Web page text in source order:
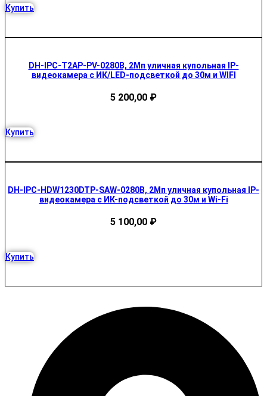
Купить
DH-IPC-T2AP-PV-0280B, 2Мп уличная купольная IP-
видеокамера с ИК/LED-подсветкой до 30м и WIFI
5 200,00 ₽
Купить
DH-IPC-HDW1230DTP-SAW-0280B, 2Мп уличная купольная IP-
видеокамера с ИК-подсветкой до 30м и Wi-Fi
5 100,00 ₽
Купить